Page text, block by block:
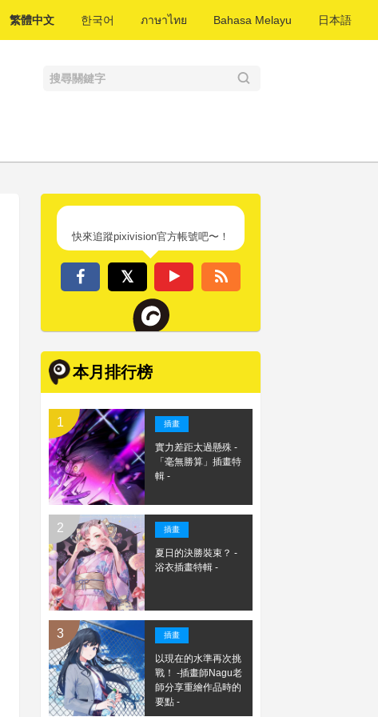
繁體中文 한국어 ภาษาไทย Bahasa Melayu 日本語
快來追蹤pixivision官方帳號吧〜！
本月排行榜
插畫
實力差距太過懸殊 -
「毫無勝算」插畫特
輯 -
插畫
夏日的決勝裝束？ -
浴衣插畫特輯 -
插畫
以現在的水準再次挑
戰！ -插畫師Nagu老
師分享重繪作品時的
要點 -